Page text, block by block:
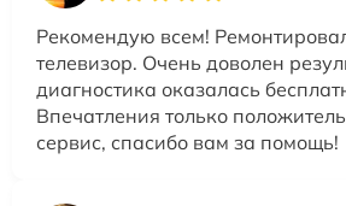
Рекомендую всем!
телевизор. Очень доволен
диагностика оказалась
Впечатления только
сервис, спасибо вам за помощь!